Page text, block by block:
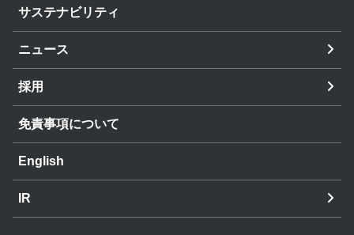
サステナビリティ
ニュース
採用
免責事項について
English
IR